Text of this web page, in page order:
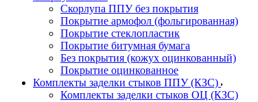
Скорлупа ППУ без покрытия
Покрытие армофол (фольгированная)
Покрытие стеклопластик
Покрытие битумная бумага
Без покрытия (кожух оцинкованный)
Покрытие оцинкованное
Комплекты заделки стыков ППУ (КЗС)
Комплекты заделки стыков ОЦ (КЗС)